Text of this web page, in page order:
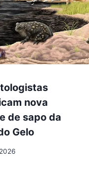
nova
de sapo da
Gelo